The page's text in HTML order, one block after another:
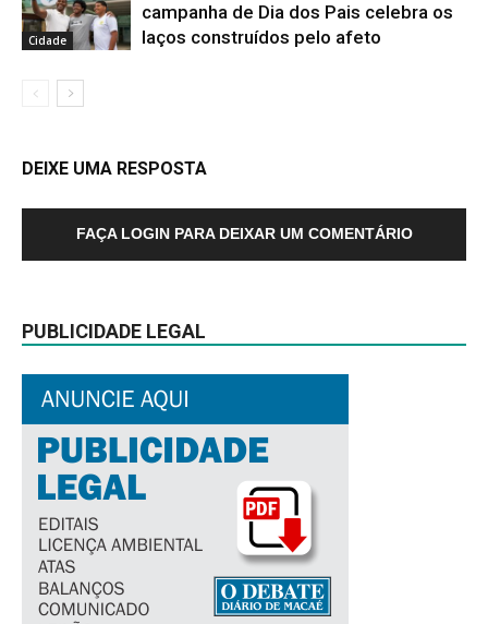
Cidade
campanha de Dia dos Pais celebra os
laços construídos pelo afeto
DEIXE UMA RESPOSTA
FAÇA LOGIN PARA DEIXAR UM COMENTÁRIO
PUBLICIDADE LEGAL